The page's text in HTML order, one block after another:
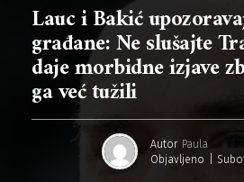
Lauc i Bakić
građane: Ne slušajte
daje morbidne izjave
ga već tužili
Autor Paula
Objavljeno